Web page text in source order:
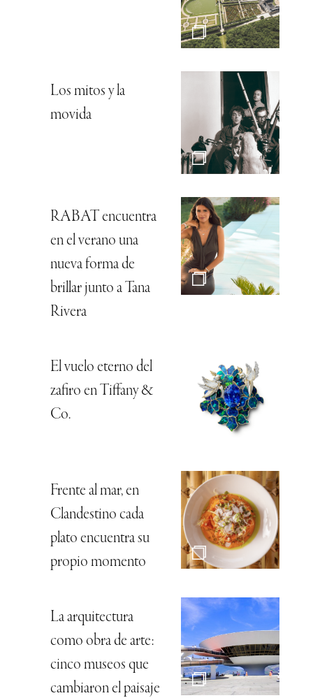
Los mitos y la
movida
RABAT encuentra
en el verano una
nueva forma de
brillar junto a Tana
Rivera
El vuelo eterno del
zafiro en Tiffany &
Co.
Frente al mar, en
Clandestino cada
plato encuentra su
propio momento
La arquitectura
como obra de arte:
cinco museos que
cambiaron el paisaje